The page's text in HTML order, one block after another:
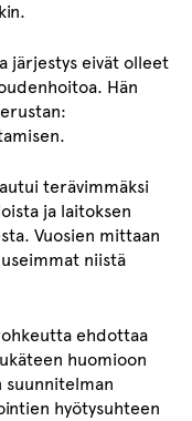
järjestys eivät olleet
Hän
terävimmäksi
ja laitoksen
Vuosien mittaan
niistä
ehdottaa
huomioon
suunnitelman
hyötysuhteen